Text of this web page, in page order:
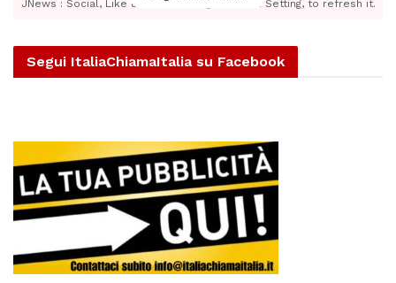
JNews : Social, Like & View > Instagram Feed Setting, to refresh it.
Segui ItaliaChiamaItalia su Facebook